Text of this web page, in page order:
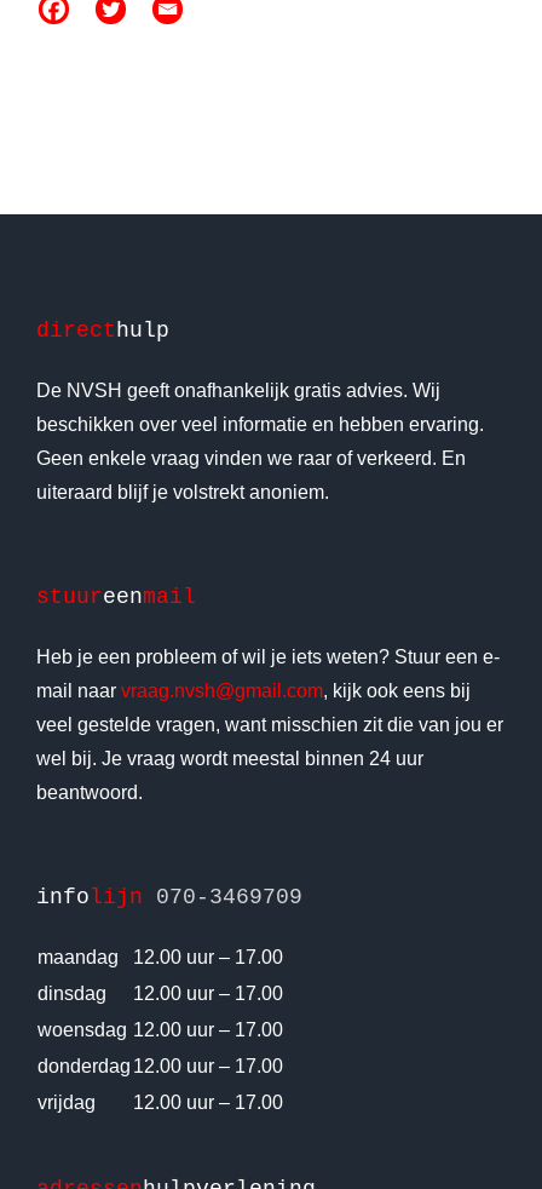
direct hulp
De NVSH geeft onafhankelijk gratis advies. Wij
beschikken over veel informatie en hebben ervaring.
Geen enkele vraag vinden we raar of verkeerd. En
uiteraard blijf je volstrekt anoniem.
stuureenmail
Heb je een probleem of wil je iets weten? Stuur een e-
mail naar vraag.nvsh@gmail.com, kijk ook eens bij
veel gestelde vragen, want misschien zit die van jou er
wel bij. Je vraag wordt meestal binnen 24 uur
beantwoord.
infolijn 070-3469709
maandag
12.00 uur – 17.00
dinsdag
12.00 uur – 17.00
woensdag 12.00 uur – 17.00
donderdag 12.00 uur – 17.00
vrijdag
12.00 uur – 17.00